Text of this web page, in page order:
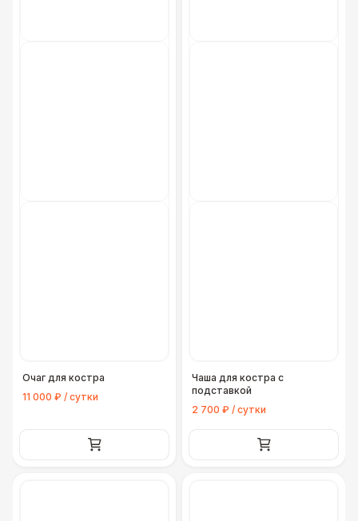
Очаг для костра
11 000 ₽ / сутки
Чаша для костра с
подставкой
2 700 ₽ / сутки